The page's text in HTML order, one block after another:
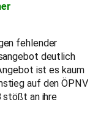
fehlender
deutlich
ist es kaum
auf den ÖPNV
stößt an ihre